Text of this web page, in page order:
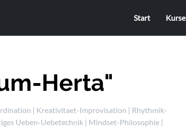
Start Kurse
Herta"
| Kreativitaet-Improvisation | Rhythmik-
Ueben-Uebetechnik | Mindset-Philosophie |